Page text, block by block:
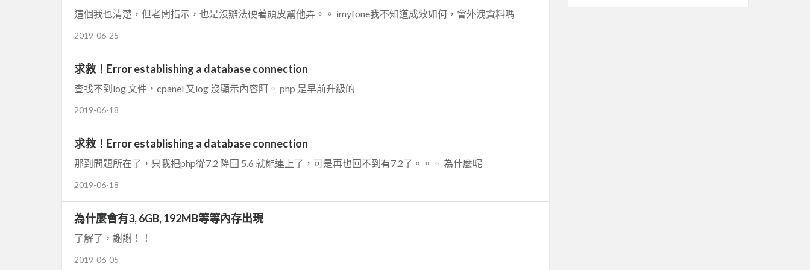
這個我也清楚，但老闆指示，也是沒辦法硬著頭皮幫他弄。。 imyfone我不知道成效如何，會外洩資料嗎
2019-06-25
求救！Error establishing a database connection
查找不到log 文件，cpanel 又log 沒顯示內容阿。 php 是早前升級的
2019-06-18
求救！Error establishing a database connection
那到問題所在了，只我把php從7.2 降回 5.6 就能連上了，可是再也回不到有7.2了。。。 為什麼呢
2019-06-18
為什麼會有3, 6GB, 192MB等等內存出現
了解了，謝謝！！
2019-06-05